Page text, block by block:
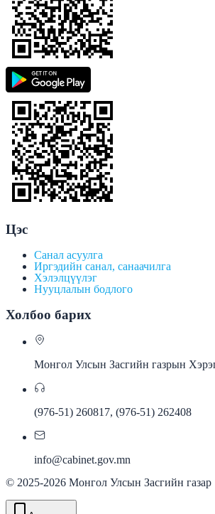
Цэс
Санал асуулга
Иргэдийн санал, санаачилга
Хэлэлцүүлэг
Нууцлалын бодлого
Холбоо барих
Монгол Улсын Засгийн газрын
(976-51) 260817, (976-51) 262408
info@cabinet.gov.mn
© 2025-2026 Монгол Улсын Засгийн газар